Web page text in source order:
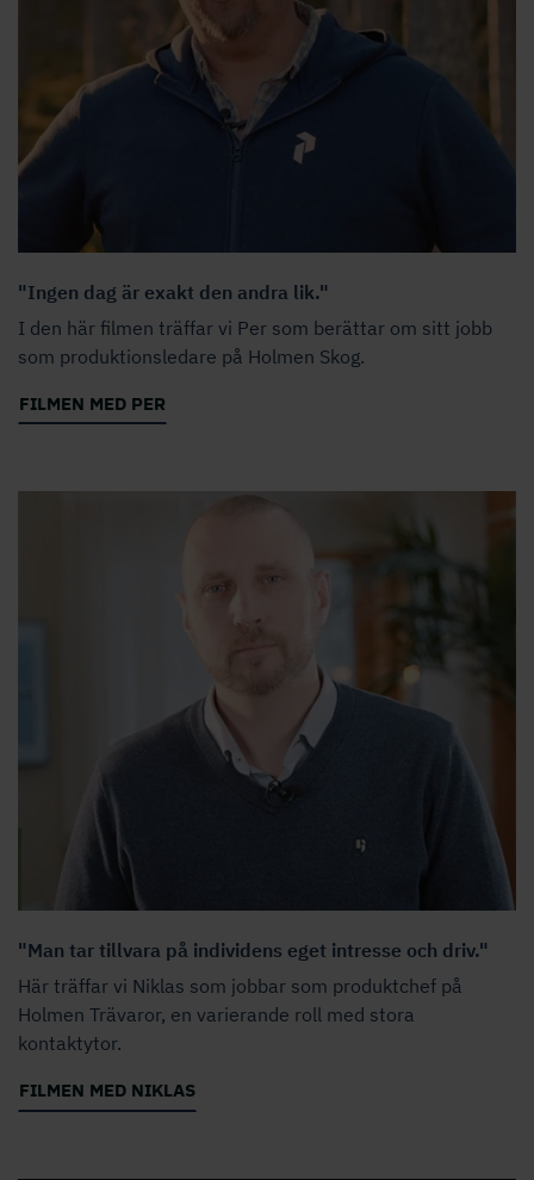
"Ingen dag är exakt den andra lik."
I den här filmen träffar vi Per som berättar om sitt jobb
som produktionsledare på Holmen Skog.
FILMEN MED PER
"Man tar tillvara på individens eget intresse och driv."
Här träffar vi Niklas som jobbar som produktchef på
Holmen Trävaror, en varierande roll med stora
kontaktytor.
FILMEN MED NIKLAS